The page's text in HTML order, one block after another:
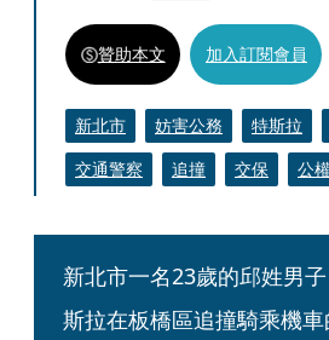
贊助本文 加入訂閱會員
新北市 妨害公務 特斯拉
交通警察
追撞 交保 公
新北市一名23歲的邱姓男
斯拉在板橋區追撞騎乘機